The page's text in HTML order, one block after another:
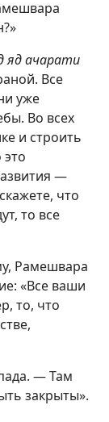
яд ачарати
Все
уже
Во всех
и строить
—
что
то все
Рамешвара
«Все ваши
то, что
— Там
закрыты».